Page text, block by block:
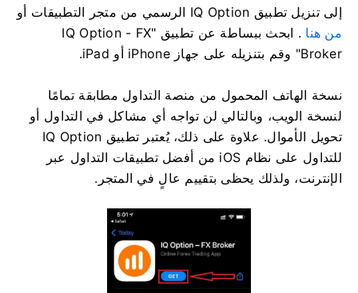
إلى تنزيل تطبيق IQ Option الرسمي من متجر التطبيقات أو
من هنا
. ابحث ببساطة عن تطبيق "IQ Option - FX
Broker" وقم بتنزيله على جهاز iPhone أو iPad.
نسخة الهاتف المحمول من منصة التداول مطابقة تمامًا
لنسخة الويب، وبالتالي لن تواجه أي مشاكل في التداول أو
تحويل الأموال. علاوة على ذلك، يُعتبر تطبيق IQ Option
للتداول على نظام iOS من أفضل تطبيقات التداول عبر
الإنترنت، ولذلك يحظى بتقييم عالٍ في المتجر.